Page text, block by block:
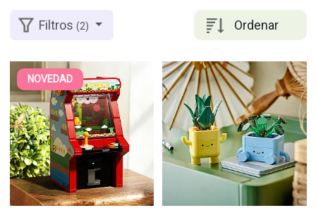
Ordenar
Filtros(2)
NOVEDAD